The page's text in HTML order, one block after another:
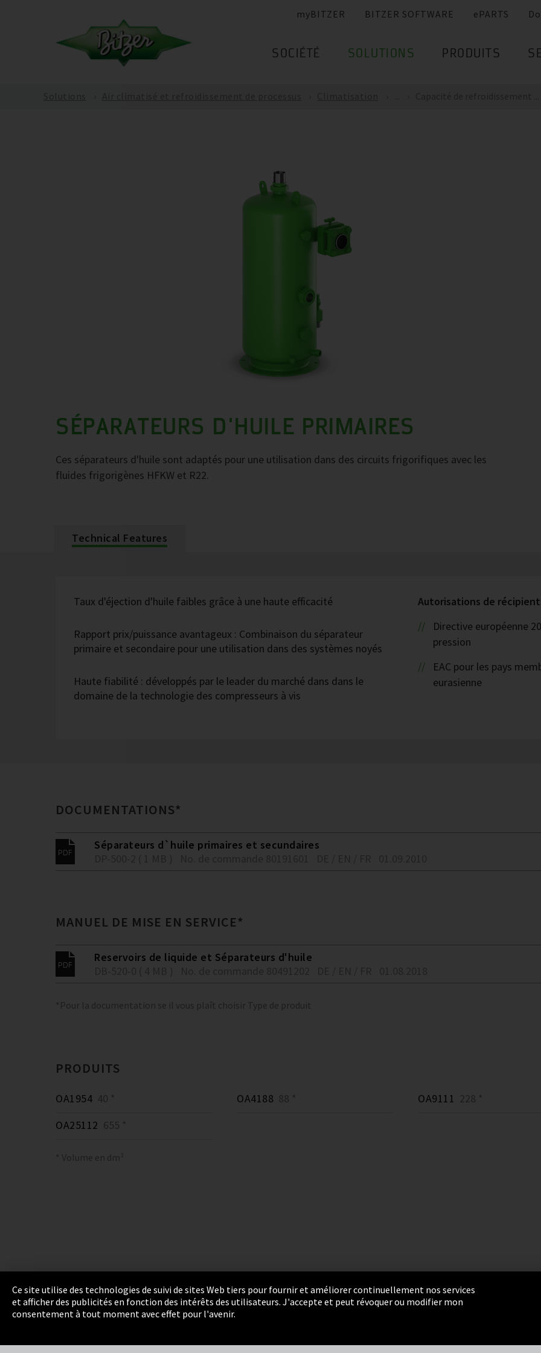
myBITZER BITZER SOFTWARE ePARTS
SOCIÉTÉ SOLUTIONS PRODUITS
SÉPARATEURS D'HUILE PRIMAIRES
Ces séparateurs d'huile sont adaptés pour une utilisation dans des circuits frigorifiques avec les
fluides frigorigènes HFKW et R22.
Technical Features
Taux d'éjection d'huile faibles grâce à une haute efficacité
Rapport prix/puissance avantageux : Combinaison du séparateur
primaire et secondaire pour une utilisation dans des systèmes noyés
Haute fiabilité : développés par le leader du marché dans dans le
domaine de la technologie des compresseurs à vis
Autorisations de
Directive européenne
pression
EAC pour les pays
eurasienne
DOCUMENTATIONS*
Séparateurs d`huile primaires et secundaires
MANUEL DE MISE EN SERVICE*
Reservoirs de liquide et Séparateurs d'huile
*Pour la documentation se il vous plaît choisir Type de produit
PRODUITS
OA1954 40 * OA4188 88 * OA9111 228 *
OA25112 655 *
* Volume en dm³
Empreinte Politique de confidentialité
Ce site utilise des technologies de suivi de sites Web tiers pour fournir et améliorer continuellement nos services
et afficher des publicités en fonction des intérêts des utilisateurs. J'accepte et peut révoquer ou modifier mon
consentement à tout moment avec effet pour l'avenir.